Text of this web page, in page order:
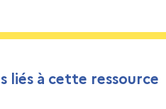
liés à cette ressource